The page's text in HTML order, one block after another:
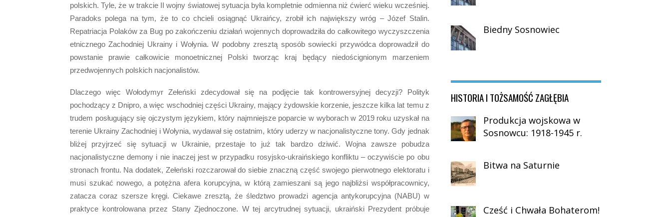
polskich. Tyle, że w trakcie II wojny światowej sytuacja była kompletnie odmienna niż ćwierć wieku wcześniej.
Paradoks polega na tym, że to co chcieli osiągnąć Ukraińcy, zrobił ich największy wróg – Józef Stalin.
Repatriacja Polaków za Bug po zakończeniu działań wojennych doprowadziła do całkowitego wyczyszczenia
etnicznego Zachodniej Ukrainy i Wołynia. W podobny zresztą sposób sowiecki przywódca doprowadził do
powstanie prawie całkowicie monoetnicznej Polski tworząc kraj będący niedoścignionym marzeniem
przedwojennych polskich nacjonalistów.
Dlaczego więc Wołodymyr Zełeński zdecydował się na podjęcie tak kontrowersyjnej decyzji? Polityk
pochodzący z Dnipro, a więc wschodniej części Ukrainy, mający żydowskie korzenie, jeszcze kilka lat temu z
trudem posługujący się ojczystym językiem, który najmniejsze poparcie w wyborach w 2019 roku uzyskał na
terenie Ukrainy Zachodniej i Wołynia, wydawał się ostatnim, który uderzy w nacjonalistyczne tony. Gdy jednak
bliżej przyjrzeć się sytuacji w Ukrainie, przestaje to już tak bardzo dziwić. Wojna zawsze pobudza
nacjonalistyczne demony i nie inaczej jest w przypadku rosyjsko-ukraińskiego konfliktu – oczywiście po obu
stronach frontu. Na dodatek, Zełeński rozczarował do siebie znaczną część swojego pierwotnego elektoratu i
musi szukać nowego, a potężna afera korupcyjna, w którą zamieszani są jego najbliżsi współpracownicy,
zatacza coraz szersze kręgi. Ciekawe zresztą, że śledztwo prowadzi agencja antykorupcyjna (NABU) w
praktyce kontrolowana przez Stany Zjednoczone. W tej arcytrudnej sytuacji, ukraiński Prezydent próbuje
Biedny Sosnowiec
HISTORIA I TOŻSAMOŚĆ ZAGŁĘBIA
Produkcja wojskowa w
Sosnowcu: 1918-1945 r.
Bitwa na Saturnie
Cześć i Chwała Bohaterom!